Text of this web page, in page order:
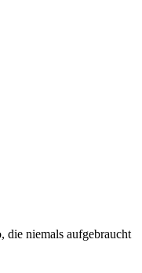
die niemals aufgebraucht